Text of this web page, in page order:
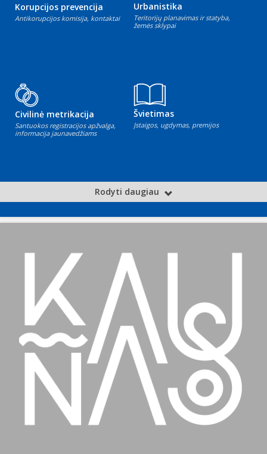
Korupcijos prevencija
Antikorupcijos komisija, kontaktai
Urbanistika
Teritorijų planavimas ir statyba,
žemės sklypai
Civilinė metrikacija
Santuokos registracijos apžvalga,
informacija jaunavedžiams
Švietimas
Įstaigos, ugdymas, premijos
Rodyti daugiau